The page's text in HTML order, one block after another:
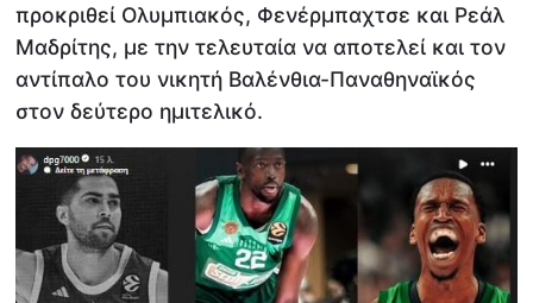
προκριθεί Ολυμπιακός, Φενέρμπαχτσε και Ρεάλ
Μαδρίτης, με την τελευταία να αποτελεί και τον
αντίπαλο του νικητή Βαλένθια-Παναθηναϊκός
στον δεύτερο ημιτελικό.